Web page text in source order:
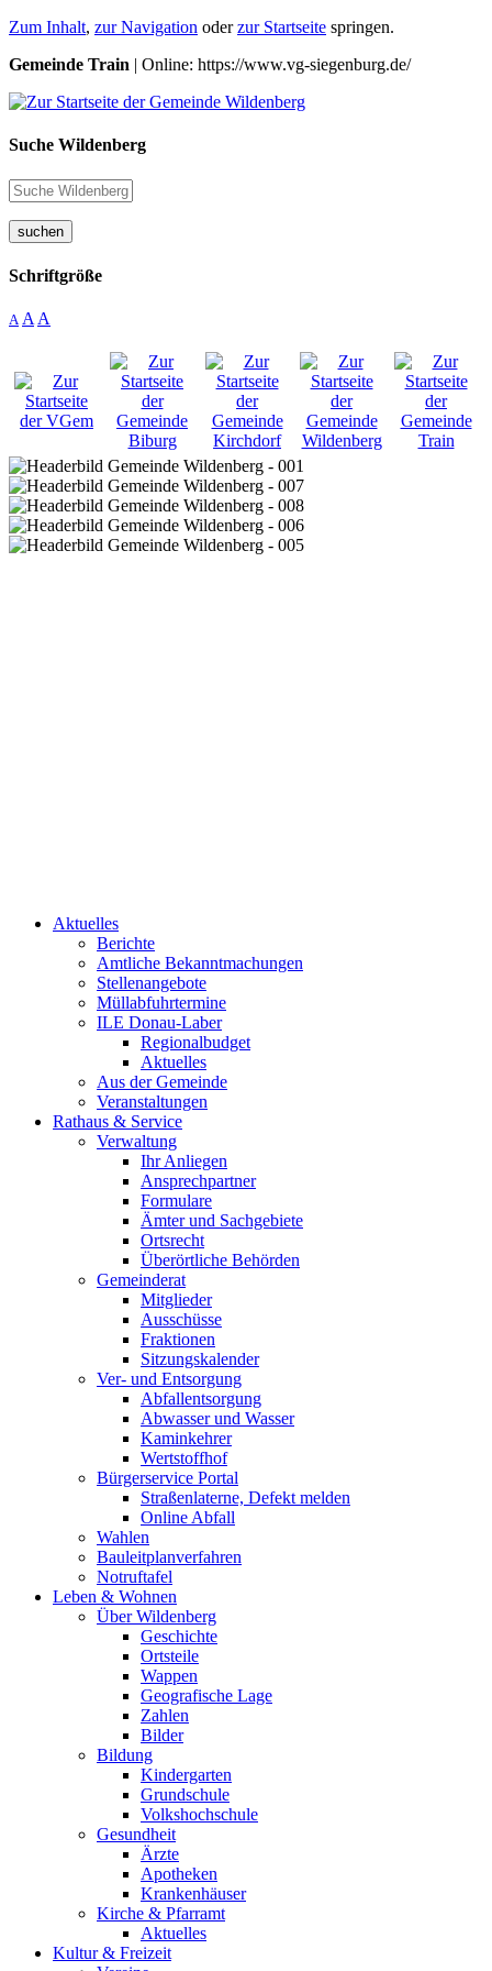
Zum Inhalt, zur Navigation oderzur Startseite springen.
Gemeinde Train | Online: https://www.vg-siegenburg.de/
Suche Wildenberg
suchen
Schriftgröße
A A A
Aktuelles
Berichte
Amtliche Bekanntmachungen
Stellenangebote
Müllabfuhrtermine
ILE Donau-Laber
Regionalbudget
Aktuelles
Aus der Gemeinde
Veranstaltungen
Rathaus & Service
Verwaltung
Ihr Anliegen
Ansprechpartner
Formulare
Ämter und Sachgebiete
Ortsrecht
Überörtliche Behörden
Gemeinderat
Mitglieder
Ausschüsse
Fraktionen
Sitzungskalender
Ver- und Entsorgung
Abfallentsorgung
Abwasser und Wasser
Kaminkehrer
Wertstoffhof
Bürgerservice Portal
Straßenlaterne, Defekt melden
Online Abfall
Wahlen
Bauleitplanverfahren
Notruftafel
Leben & Wohnen
Über Wildenberg
Geschichte
Ortsteile
Wappen
Geografische Lage
Zahlen
Bilder
Bildung
Kindergarten
Grundschule
Volkshochschule
Gesundheit
Ärzte
Apotheken
Krankenhäuser
Kirche & Pfarramt
Aktuelles
Kultur & Freizeit